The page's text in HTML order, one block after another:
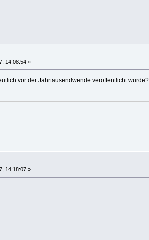
14:08:54 »
vor der Jahrtausendwende veröffentlicht wurde?
14:18:07 »